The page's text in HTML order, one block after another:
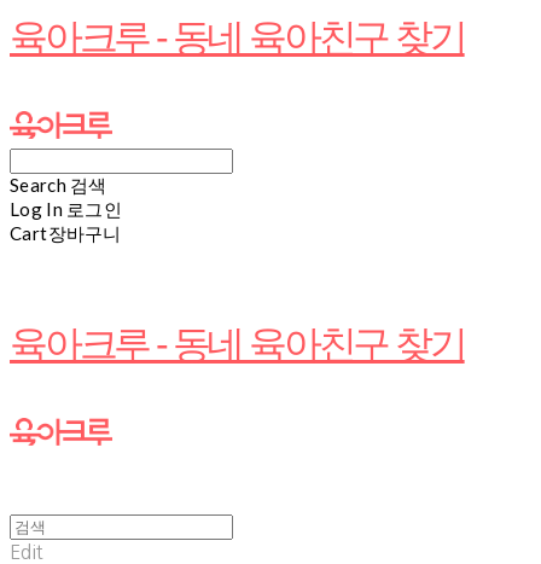
육아크루 - 동네 육아친구 찾기
Search 검색
Log In 로그인
Cart장바구니
육아크루 - 동네 육아친구 찾기
Edit